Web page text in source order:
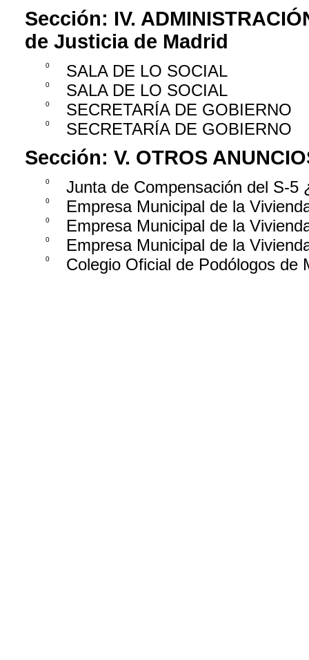
Sección: IV.
de Justicia de Madrid
0 SALA DE LO SOCIAL
0 SALA DE LO SOCIAL
0 SECRETARÍA DE GOBIERNO
0 SECRETARÍA DE GOBIERNO
Sección: V. OTROS
0 Junta de Compensación del S-5
0 Empresa Municipal de la
0 Empresa Municipal de la
0 Empresa Municipal de la
0 Colegio Oficial de Podólogos de